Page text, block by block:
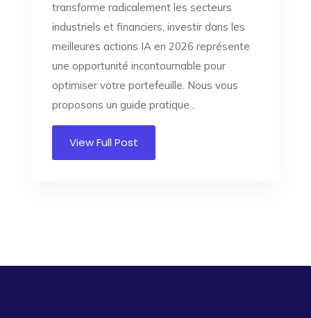
transforme radicalement les secteurs
industriels et financiers, investir dans les
meilleures actions IA en 2026 représente
une opportunité incontournable pour
optimiser votre portefeuille. Nous vous
proposons un guide pratique...
View Full Post